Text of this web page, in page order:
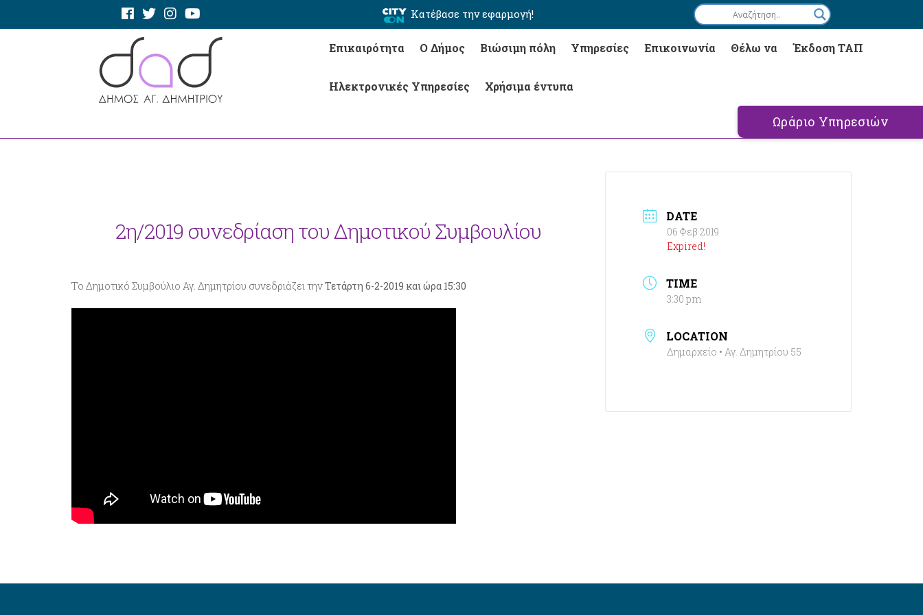
Κατέβασε την εφαρμογή!
Επικαιρότητα Ο Δήμος Βιώσιμη πόλη Υπηρεσίες Επικοινωνία Θέλω να Έκδοση ΤΑΠ
Ηλεκτρονικές Υπηρεσίες Χρήσιμα έντυπα
Ωράριο Υπηρεσιών
2η/2019 συνεδρίαση του Δημοτικού Συμβουλίου
Το Δημοτικό Συμβούλιο Αγ. Δημητρίου συνεδριάζει τηνΤετάρτη 6-2-2019 και ώρα 15:30
DATE
06 Φεβ 2019
Expired!
TIME
3:30 pm
LOCATION
Δημαρχείο • Αγ. Δημητρίου 55